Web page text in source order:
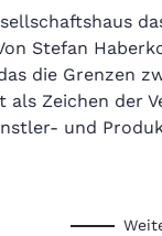
Stefan
die Grenzen
als Zeichen
und